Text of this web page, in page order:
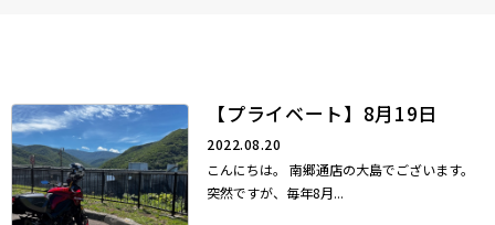
【プライベート】8月19日
2022.08.20
こんにちは。 南郷通店の大島でございます。
突然ですが、毎年8月...